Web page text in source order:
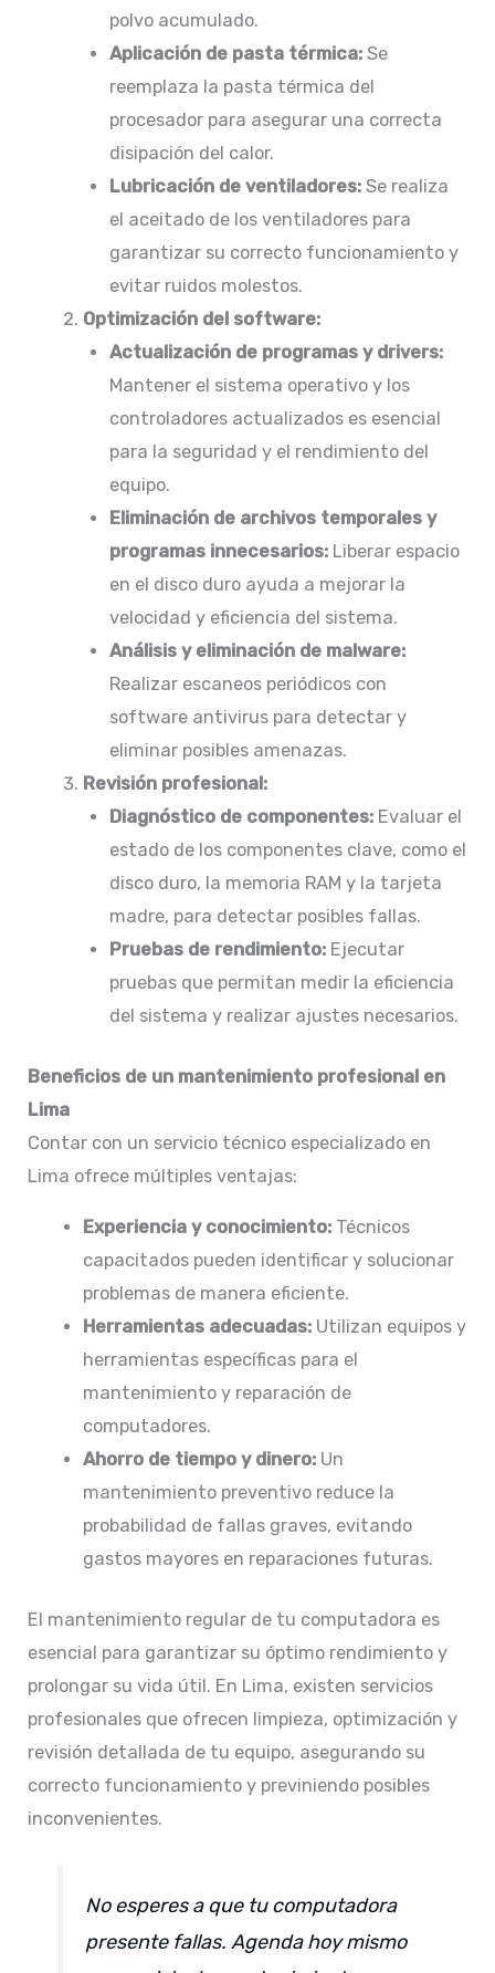
polvo acumulado.​
Aplicación de pasta térmica: Se
reemplaza la pasta térmica del
procesador para asegurar una correcta
disipación del calor.​
Lubricación de ventiladores: Se realiza
el aceitado de los ventiladores para
garantizar su correcto funcionamiento y
evitar ruidos molestos.​
Optimización del software:
Actualización de programas y drivers:
Mantener el sistema operativo y los
controladores actualizados es esencial
para la seguridad y el rendimiento del
equipo.​
Eliminación de archivos temporales y
programas innecesarios: Liberar espacio
en el disco duro ayuda a mejorar la
velocidad y eficiencia del sistema.​
Análisis y eliminación de malware:
Realizar escaneos periódicos con
software antivirus para detectar y
eliminar posibles amenazas.​
Revisión profesional:
Diagnóstico de componentes: Evaluar el
estado de los componentes clave, como el
disco duro, la memoria RAM y la tarjeta
madre, para detectar posibles fallas.​
Pruebas de rendimiento: Ejecutar
pruebas que permitan medir la eficiencia
del sistema y realizar ajustes necesarios.​
Beneficios de un mantenimiento profesional en
Lima
Contar con un servicio técnico especializado en
Lima ofrece múltiples ventajas:​
Experiencia y conocimiento:Técnicos
capacitados pueden identificar y solucionar
problemas de manera eficiente.​
Herramientas adecuadas:Utilizan equipos y
herramientas específicas para el
mantenimiento y reparación de
computadores.​
Ahorro de tiempo y dinero:Un
mantenimiento preventivo reduce la
probabilidad de fallas graves, evitando
gastos mayores en reparaciones futuras.​
El mantenimiento regular de tu computadora es
esencial para garantizar su óptimo rendimiento y
prolongar su vida útil. En Lima, existen servicios
profesionales que ofrecen limpieza, optimización y
revisión detallada de tu equipo, asegurando su
correcto funcionamiento y previniendo posibles
inconvenientes.​
No esperes a que tu computadora
presente fallas. Agenda hoy mismo